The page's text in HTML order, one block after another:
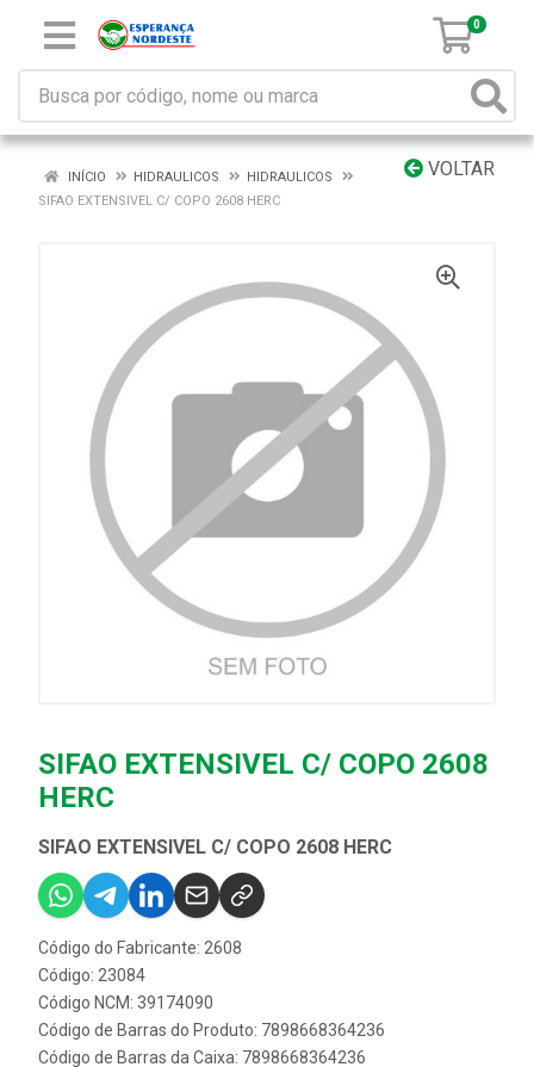
0
VOLTAR
INÍCIO HIDRAULICOS
HIDRAULICOS
SIFAO EXTENSIVEL C/ COPO 2608 HERC
SIFAO EXTENSIVEL C/ COPO 2608
HERC
SIFAO EXTENSIVEL C/ COPO 2608 HERC
Código do Fabricante: 2608
Código: 23084
Código NCM: 39174090
Código de Barras do Produto: 7898668364236
Código de Barras da Caixa: 7898668364236